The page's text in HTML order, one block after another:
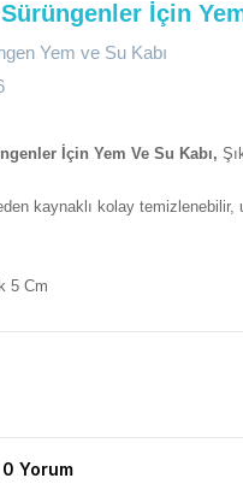
İçin
Yem ve Su Kabı
İçin Yem Ve Su Kabı,
kaynaklı kolay temizlenebilir,
5 Cm
Brown S Ürün Yorumları
0 Yorum